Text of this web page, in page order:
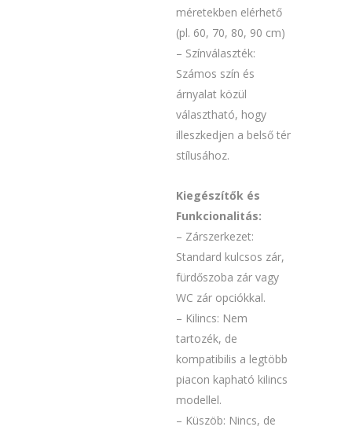
méretekben elérhető
(pl. 60, 70, 80, 90 cm)
– Színválaszték:
Számos szín és
árnyalat közül
választható, hogy
illeszkedjen a belső tér
stílusához.
Kiegészítők és
Funkcionalitás:
– Zárszerkezet:
Standard kulcsos zár,
fürdőszoba zár vagy
WC zár opciókkal.
– Kilincs: Nem
tartozék, de
kompatibilis a legtöbb
piacon kapható kilincs
modellel.
– Küszöb: Nincs, de